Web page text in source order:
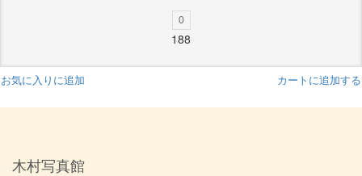
0
188
お気に入りに追加 カートに追加する
木村写真館